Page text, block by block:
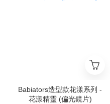
Babiators造型款花漾系列 -
花漾精靈 (偏光鏡片)